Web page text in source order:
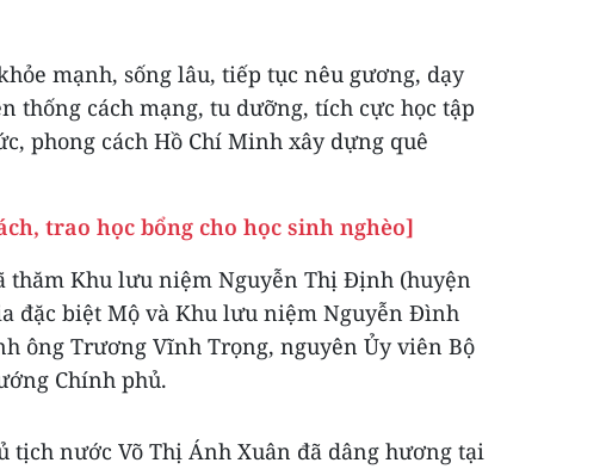
mạnh, sống lâu, tiếp tục nêu gương, dạy
thống cách mạng, tu dưỡng, tích cực học tập
phong cách Hồ Chí Minh xây dựng quê
trao học bổng cho học sinh nghèo]
thăm Khu lưu niệm Nguyễn Thị Định (huyện
đặc biệt Mộ và Khu lưu niệm Nguyễn Đình
ông Trương Vĩnh Trọng, nguyên Ủy viên Bộ
Chính phủ.
tịch nước Võ Thị Ánh Xuân đã dâng hương tại